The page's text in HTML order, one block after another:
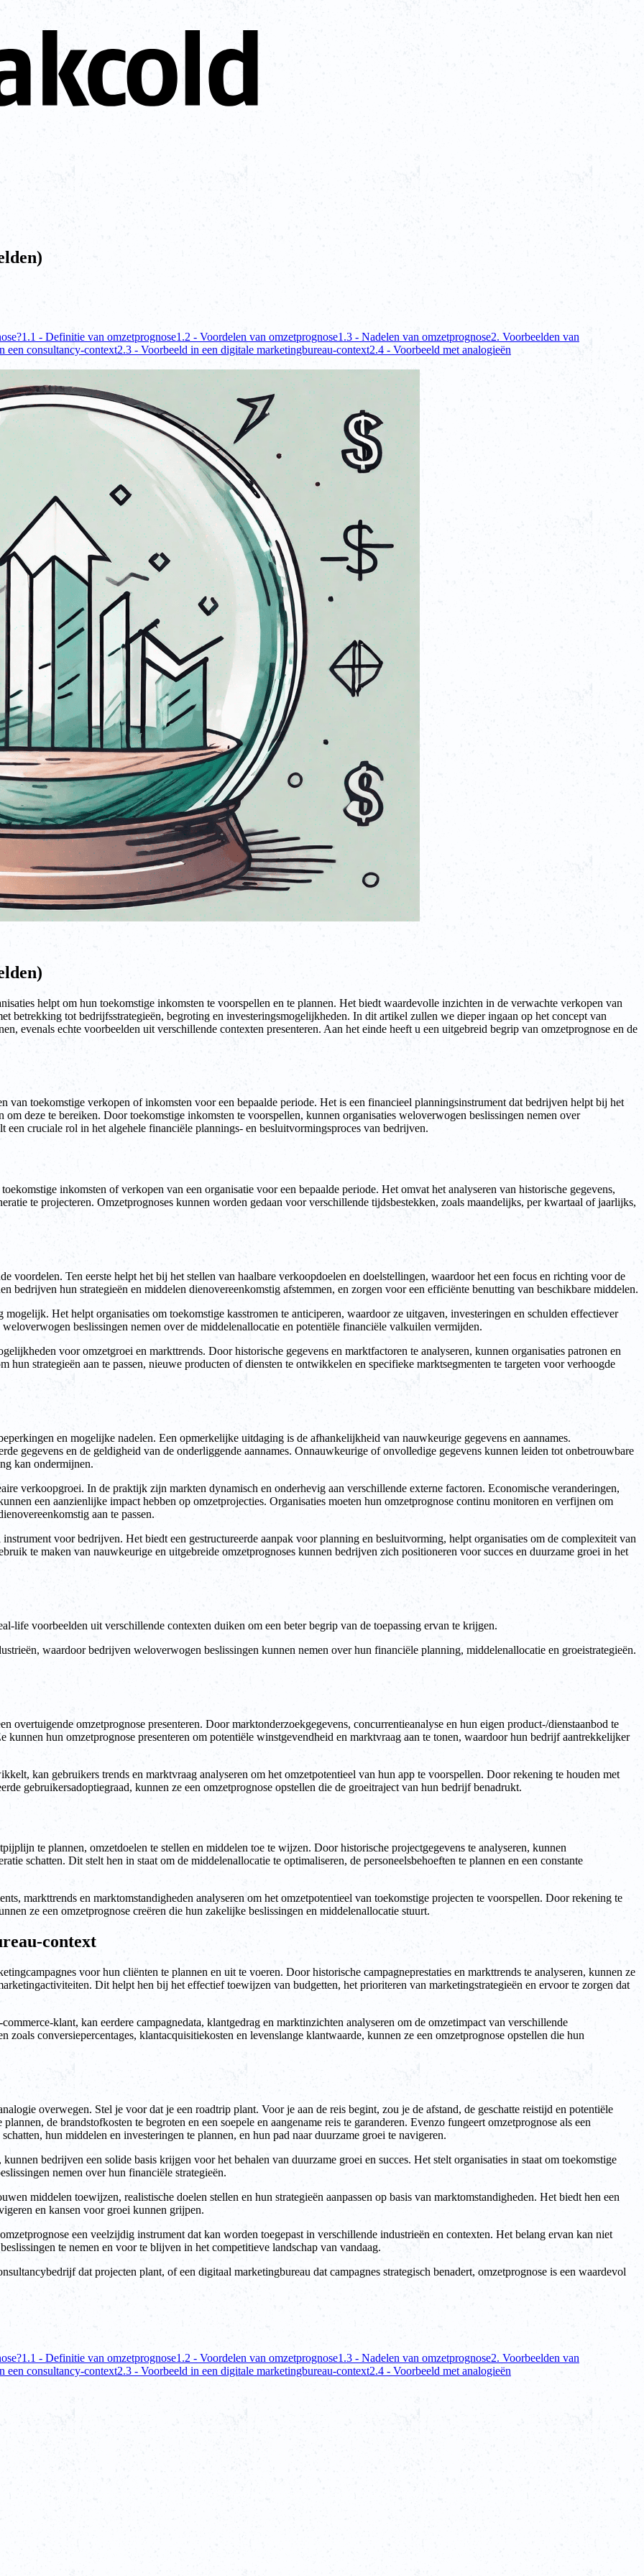
1.1 - Definitie van omzetprognose1.2 - Voordelen van omzetprognose1.3 - Nadelen van omzetprognose2. Voorbeelden van
een consultancy-context2.3 - Voorbeeld in een digitale marketingbureau-context2.4 - Voorbeeld met analogieën
helpt om hun toekomstige inkomsten te voorspellen en te plannen. Het biedt waardevolle inzichten in de verwachte verkopen van
betrekking tot bedrijfsstrategieën, begroting en investeringsmogelijkheden. In dit artikel zullen we dieper ingaan op het concept van
evenals echte voorbeelden uit verschillende contexten presenteren. Aan het einde heeft u een uitgebreid begrip van omzetprognose en de
van toekomstige verkopen of inkomsten voor een bepaalde periode. Het is een financieel planningsinstrument dat bedrijven helpt bij het
deze te bereiken. Door toekomstige inkomsten te voorspellen, kunnen organisaties weloverwogen beslissingen nemen over
een cruciale rol in het algehele financiële plannings- en besluitvormingsproces van bedrijven.
inkomsten of verkopen van een organisatie voor een bepaalde periode. Het omvat het analyseren van historische gegevens,
te projecteren. Omzetprognoses kunnen worden gedaan voor verschillende tijdsbestekken, zoals maandelijks, per kwartaal of jaarlijks,
voordelen. Ten eerste helpt het bij het stellen van haalbare verkoopdoelen en doelstellingen, waardoor het een focus en richting voor de
bedrijven hun strategieën en middelen dienovereenkomstig afstemmen, en zorgen voor een efficiënte benutting van beschikbare middelen.
Het helpt organisaties om toekomstige kasstromen te anticiperen, waardoor ze uitgaven, investeringen en schulden effectiever
beslissingen nemen over de middelenallocatie en potentiële financiële valkuilen vermijden.
voor omzetgroei en markttrends. Door historische gegevens en marktfactoren te analyseren, kunnen organisaties patronen en
strategieën aan te passen, nieuwe producten of diensten te ontwikkelen en specifieke marktsegmenten te targeten voor verhoogde
en mogelijke nadelen. Een opmerkelijke uitdaging is de afhankelijkheid van nauwkeurige gegevens en aannames.
gegevens en de geldigheid van de onderliggende aannames. Onnauwkeurige of onvolledige gegevens kunnen leiden tot onbetrouwbare
kan ondermijnen.
verkoopgroei. In de praktijk zijn markten dynamisch en onderhevig aan verschillende externe factoren. Economische veranderingen,
een aanzienlijke impact hebben op omzetprojecties. Organisaties moeten hun omzetprognose continu monitoren en verfijnen om
aan te passen.
voor bedrijven. Het biedt een gestructureerde aanpak voor planning en besluitvorming, helpt organisaties om de complexiteit van
te maken van nauwkeurige en uitgebreide omzetprognoses kunnen bedrijven zich positioneren voor succes en duurzame groei in het
life voorbeelden uit verschillende contexten duiken om een beter begrip van de toepassing ervan te krijgen.
waardoor bedrijven weloverwogen beslissingen kunnen nemen over hun financiële planning, middelenallocatie en groeistrategieën.
overtuigende omzetprognose presenteren. Door marktonderzoekgegevens, concurrentieanalyse en hun eigen product-/dienstaanbod te
kunnen hun omzetprognose presenteren om potentiële winstgevendheid en marktvraag aan te tonen, waardoor hun bedrijf aantrekkelijker
kan gebruikers trends en marktvraag analyseren om het omzetpotentieel van hun app te voorspellen. Door rekening te houden met
gebruikersadoptiegraad, kunnen ze een omzetprognose opstellen die de groeitraject van hun bedrijf benadrukt.
te plannen, omzetdoelen te stellen en middelen toe te wijzen. Door historische projectgegevens te analyseren, kunnen
schatten. Dit stelt hen in staat om de middelenallocatie te optimaliseren, de personeelsbehoeften te plannen en een constante
markttrends en marktomstandigheden analyseren om het omzetpotentieel van toekomstige projecten te voorspellen. Door rekening te
ze een omzetprognose creëren die hun zakelijke beslissingen en middelenallocatie stuurt.
context
voor hun cliënten te plannen en uit te voeren. Door historische campagneprestaties en markttrends te analyseren, kunnen ze
Dit helpt hen bij het effectief toewijzen van budgetten, het prioriteren van marketingstrategieën en ervoor te zorgen dat
klant, kan eerdere campagnedata, klantgedrag en marktinzichten analyseren om de omzetimpact van verschillende
conversiepercentages, klantacquisitiekosten en levenslange klantwaarde, kunnen ze een omzetprognose opstellen die hun
overwegen. Stel je voor dat je een roadtrip plant. Voor je aan de reis begint, zou je de afstand, de geschatte reistijd en potentiële
de brandstofkosten te begroten en een soepele en aangename reis te garanderen. Evenzo fungeert omzetprognose als een
hun middelen en investeringen te plannen, en hun pad naar duurzame groei te navigeren.
bedrijven een solide basis krijgen voor het behalen van duurzame groei en succes. Het stelt organisaties in staat om toekomstige
nemen over hun financiële strategieën.
middelen toewijzen, realistische doelen stellen en hun strategieën aanpassen op basis van marktomstandigheden. Het biedt hen een
en kansen voor groei kunnen grijpen.
een veelzijdig instrument dat kan worden toegepast in verschillende industrieën en contexten. Het belang ervan kan niet
te nemen en voor te blijven in het competitieve landschap van vandaag.
dat projecten plant, of een digitaal marketingbureau dat campagnes strategisch benadert, omzetprognose is een waardevol
1.1 - Definitie van omzetprognose1.2 - Voordelen van omzetprognose1.3 - Nadelen van omzetprognose2. Voorbeelden van
een consultancy-context2.3 - Voorbeeld in een digitale marketingbureau-context2.4 - Voorbeeld met analogieën